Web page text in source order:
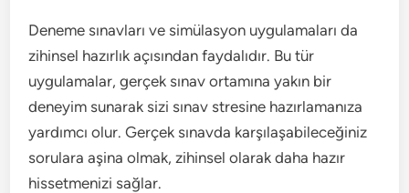
Deneme sınavları ve simülasyon uygulamaları da
zihinsel hazırlık açısından faydalıdır. Bu tür
uygulamalar, gerçek sınav ortamına yakın bir
deneyim sunarak sizi sınav stresine hazırlamanıza
yardımcı olur. Gerçek sınavda karşılaşabileceğiniz
sorulara aşina olmak, zihinsel olarak daha hazır
hissetmenizi sağlar.